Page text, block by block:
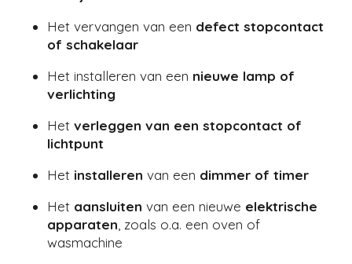
Het vervangen van een defect stopcontact
of schakelaar
Het installeren van een nieuwe lamp of
verlichting
Het verleggen van een stopcontact of
lichtpunt
Het installeren van een dimmer of timer
Het aansluiten van een nieuwe elektrische
apparaten , zoals o.a. een oven of
wasmachine